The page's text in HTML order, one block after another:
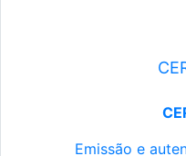
Emissão e